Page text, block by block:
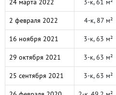
24 марта 2022 3-к, 61 м²
2 февраля 2022 4-к, 87 м²
16 ноября 2021 3-к, 63 м²
29 октября 2021 3-к, 63 м²
25 сентября 2021 3-к, 63 м²